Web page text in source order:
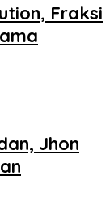
Fraksi
Jhon